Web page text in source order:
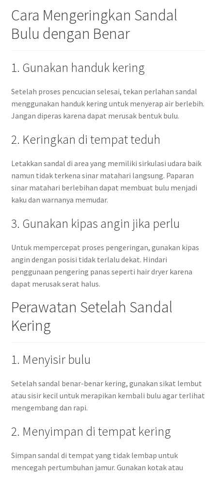
Cara Mengeringkan Sandal
Bulu dengan Benar
1. Gunakan handuk kering
Setelah proses pencucian selesai, tekan perlahan sandal
menggunakan handuk kering untuk menyerap air berlebih.
Jangan diperas karena dapat merusak bentuk bulu.
2. Keringkan di tempat teduh
Letakkan sandal di area yang memiliki sirkulasi udara baik
namun tidak terkena sinar matahari langsung. Paparan
sinar matahari berlebihan dapat membuat bulu menjadi
kaku dan warnanya memudar.
3. Gunakan kipas angin jika perlu
Untuk mempercepat proses pengeringan, gunakan kipas
angin dengan posisi tidak terlalu dekat. Hindari
penggunaan pengering panas seperti hair dryer karena
dapat merusak serat halus.
Perawatan Setelah Sandal
Kering
1. Menyisir bulu
Setelah sandal benar-benar kering, gunakan sikat lembut
atau sisir kecil untuk merapikan kembali bulu agar terlihat
mengembang dan rapi.
2. Menyimpan di tempat kering
Simpan sandal di tempat yang tidak lembap untuk
mencegah pertumbuhan jamur. Gunakan kotak atau